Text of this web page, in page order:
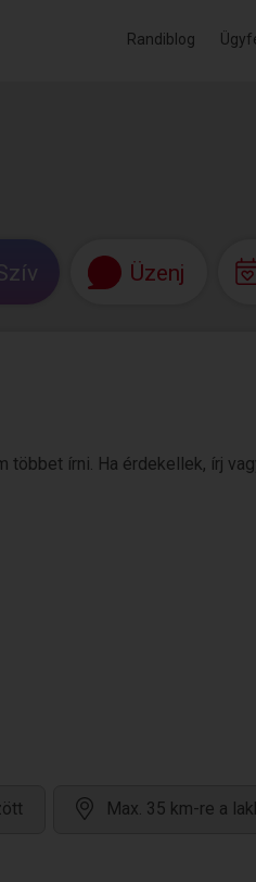
Randiblog
Üzenj
többet írni. Ha érdekellek, írj
Max. 35 km-re a